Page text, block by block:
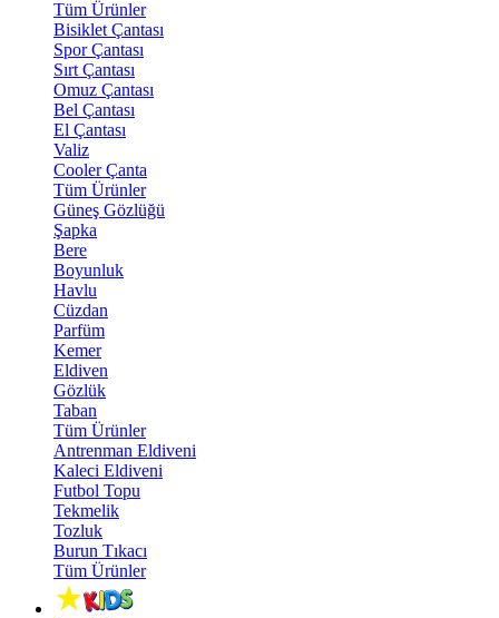
Tüm Ürünler
Bisiklet Çantası
Spor Çantası
Sırt Çantası
Omuz Çantası
Bel Çantası
El Çantası
Valiz
Cooler Çanta
Tüm Ürünler
Güneş Gözlüğü
Şapka
Bere
Boyunluk
Havlu
Cüzdan
Parfüm
Kemer
Eldiven
Gözlük
Taban
Tüm Ürünler
Antrenman Eldiveni
Kaleci Eldiveni
Futbol Topu
Tekmelik
Tozluk
Burun Tıkacı
Tüm Ürünler